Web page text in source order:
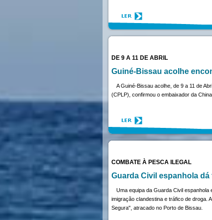
DE 9 A 11 DE ABRIL
Guiné-Bissau acolhe
A Guiné-Bissau acolhe, de 9 a 11 de
(CPLP), confirmou o embaixador da
COMBATE À PESCA ILEGAL
Guarda Civil espanhola
Uma equipa da Guarda Civil
imigração clandestina e tráfico de droga.
Segura", atracado no Porto de Bissau.